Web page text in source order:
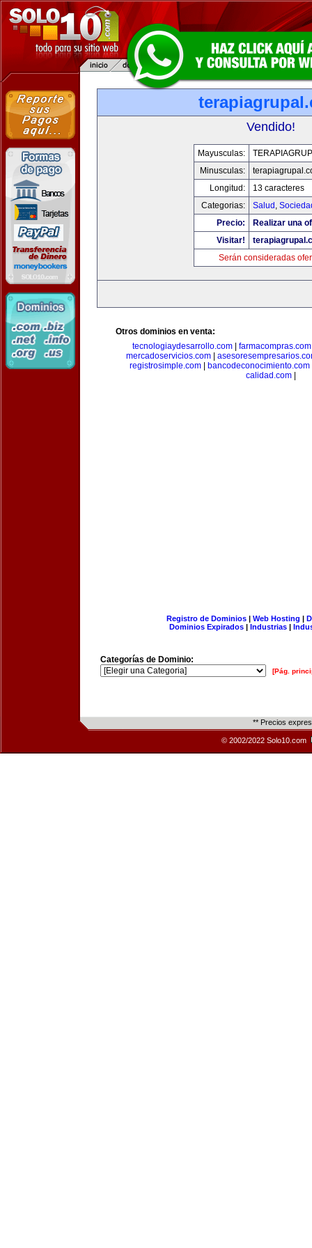
Vendido!
Mayusculas:
Minusculas:
Longitud:
13 caracteres
Categorias:
Salud ,
Precio:
Realizar una
Visitar!
Serán consideradas
Otros dominios en venta:
tecnologiaydesarrollo.com
farmacompras.com
mercadoservicios.com|
registrosimple.com
bancodeconocimiento.com
calidad.com
Registro de Dominios| Web Hosting |
Dominios Expirados | Industrias |
Categorías de Dominio:
[Pág.
** Precios
© 2002/2022 Solo10.com